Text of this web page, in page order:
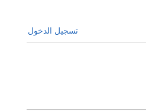
تسجيل الدخول